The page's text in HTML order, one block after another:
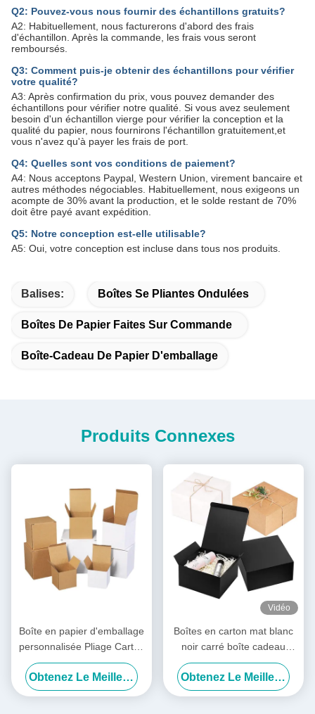
Q2: Pouvez-vous nous fournir des échantillons gratuits?
A2: Habituellement, nous facturerons d'abord des frais
d'échantillon. Après la commande, les frais vous seront
remboursés.
Q3: Comment puis-je obtenir des échantillons pour vérifier
votre qualité?
A3: Après confirmation du prix, vous pouvez demander des
échantillons pour vérifier notre qualité. Si vous avez seulement
besoin d'un échantillon vierge pour vérifier la conception et la
qualité du papier, nous fournirons l'échantillon gratuitement,et
vous n'avez qu'à payer les frais de port.
Q4: Quelles sont vos conditions de paiement?
A4: Nous acceptons Paypal, Western Union, virement bancaire et
autres méthodes négociables. Habituellement, nous exigeons un
acompte de 30% avant la production, et le solde restant de 70%
doit être payé avant expédition.
Q5: Notre conception est-elle utilisable?
A5: Oui, votre conception est incluse dans tous nos produits.
Balises: Boîtes Se Pliantes Ondulées
Boîtes De Papier Faites Sur Commande
Boîte-Cadeau De Papier D'emballage
Produits Connexes
Boîte en papier d'emballage
personnalisée Pliage Carton
en papier kraft Impression
de motifs Boîte en carton
ondulé
Obtenez Le Meilleur Prix
Vidéo
Boîtes en carton mat blanc
noir carré boîte cadeau
emballage rigide naturel
Obtenez Le Meilleur Prix